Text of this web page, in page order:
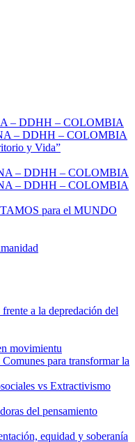
– DDHH – COLOMBIA
– DDHH – COLOMBIA
y Vida”
– DDHH – COLOMBIA
– DDHH – COLOMBIA
para el MUNDO
a la depredación del
movimientu
para transformar la
vs Extractivismo
del pensamiento
equidad y soberanía